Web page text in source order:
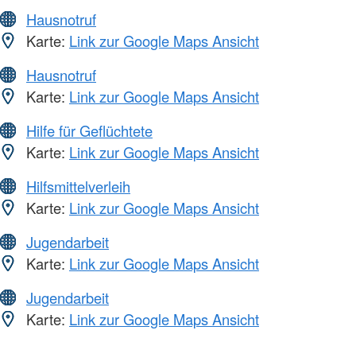
Hausnotruf
Karte: Link zur Google Maps Ansicht
Hausnotruf
Karte: Link zur Google Maps Ansicht
Hilfe für Geflüchtete
Karte: Link zur Google Maps Ansicht
Hilfsmittelverleih
Karte: Link zur Google Maps Ansicht
Jugendarbeit
Karte: Link zur Google Maps Ansicht
Jugendarbeit
Karte: Link zur Google Maps Ansicht